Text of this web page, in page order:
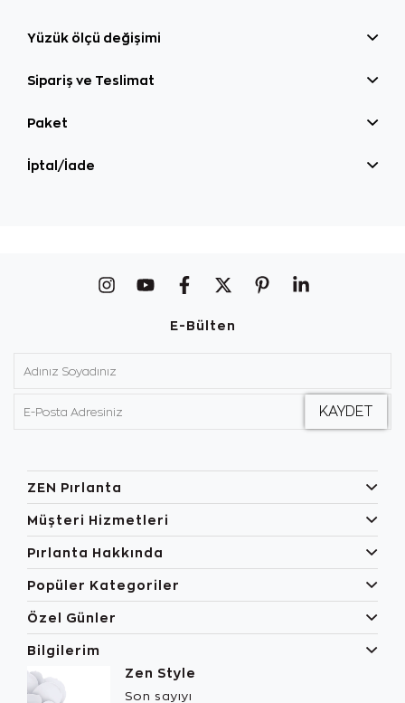
Yüzük ölçü değişimi
Sipariş ve Teslimat
Paket
İptal/İade
E-Bülten
ZEN Pırlanta
Müşteri Hizmetleri
Pırlanta Hakkında
Popüler Kategoriler
Özel Günler
Bilgilerim
Zen Style
Son sayıyı